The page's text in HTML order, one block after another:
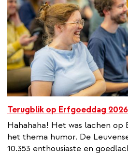
Terugblik op Erfgoeddag 2026
Hahahaha! Het was lachen op
het thema humor. De
10.353 enthousiaste en